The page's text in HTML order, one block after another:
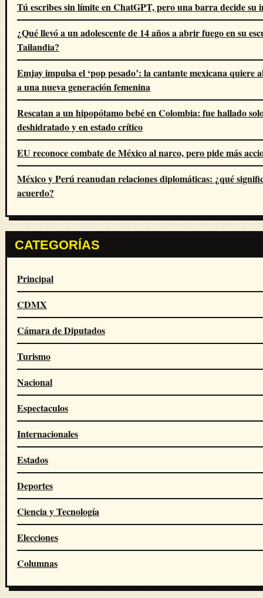
Tú escribes sin límite en ChatGPT, pero una barra decide su
¿Qué llevó a un adolescente de 14 años a abrir fuego en su
Tailandia?
Emjay impulsa el ‘pop pesado’: la cantante mexicana quiere
a una nueva generación femenina
Rescatan a un hipopótamo bebé en Colombia: fue hallado
deshidratado y en estado crítico
EU reconoce combate de México al narco, pero pide más
México y Perú reanudan relaciones diplomáticas: ¿qué
acuerdo?
CATEGORÍAS
Principal
CDMX
Cámara de Diputados
Turismo
Nacional
Espectaculos
Internacionales
Estados
Deportes
Ciencia y Tecnología
Elecciones
Columnas